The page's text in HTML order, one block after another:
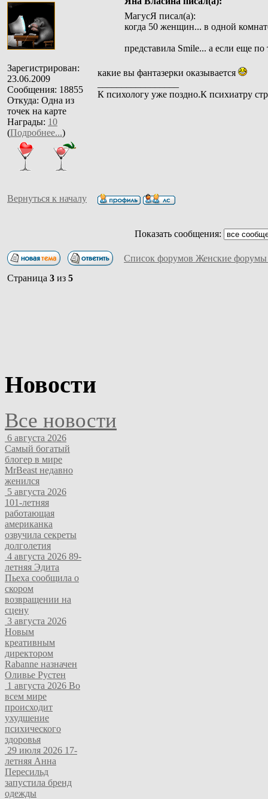
Зарегистрирован:
23.06.2009
Сообщения: 18855
Откуда: Одна из
точек на карте
Награды: 10
(Подробнее...)
МагусЯ писал(а):
когда 50 женщин... в одной
представила Smile... а если еще
какие вы фантазерки оказывается
К психологу уже поздно.К психиатру
Вернуться к началу
Показать сообщения:
Список форумов Женские форумы
Страница 3 из 5
Новости
Все новости
6 августа 2026
Самый богатый
блогер в мире
MrBeast недавно
женился
5 августа 2026
101-летняя
работающая
американка
озвучила секреты
долголетия
4 августа 2026 89-
летняя Эдита
Пьеха сообщила о
скором
возвращении на
сцену
3 августа 2026
Новым
креативным
директором
Rabanne назначен
Оливье Рустен
1 августа 2026 Во
всем мире
происходит
ухудшение
психического
здоровья
29 июля 2026 17-
летняя Анна
Пересильд
запустила бренд
одежды